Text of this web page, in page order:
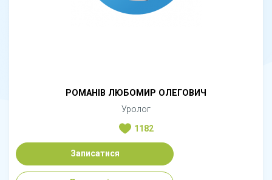
РОМАНІВ ЛЮБОМИР ОЛЕГОВИЧ
Уролог
1182
Записатися